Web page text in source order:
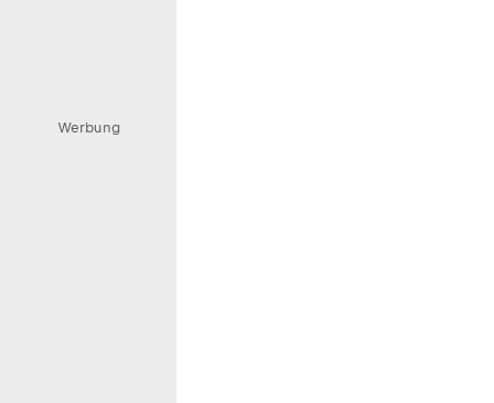
Werbung